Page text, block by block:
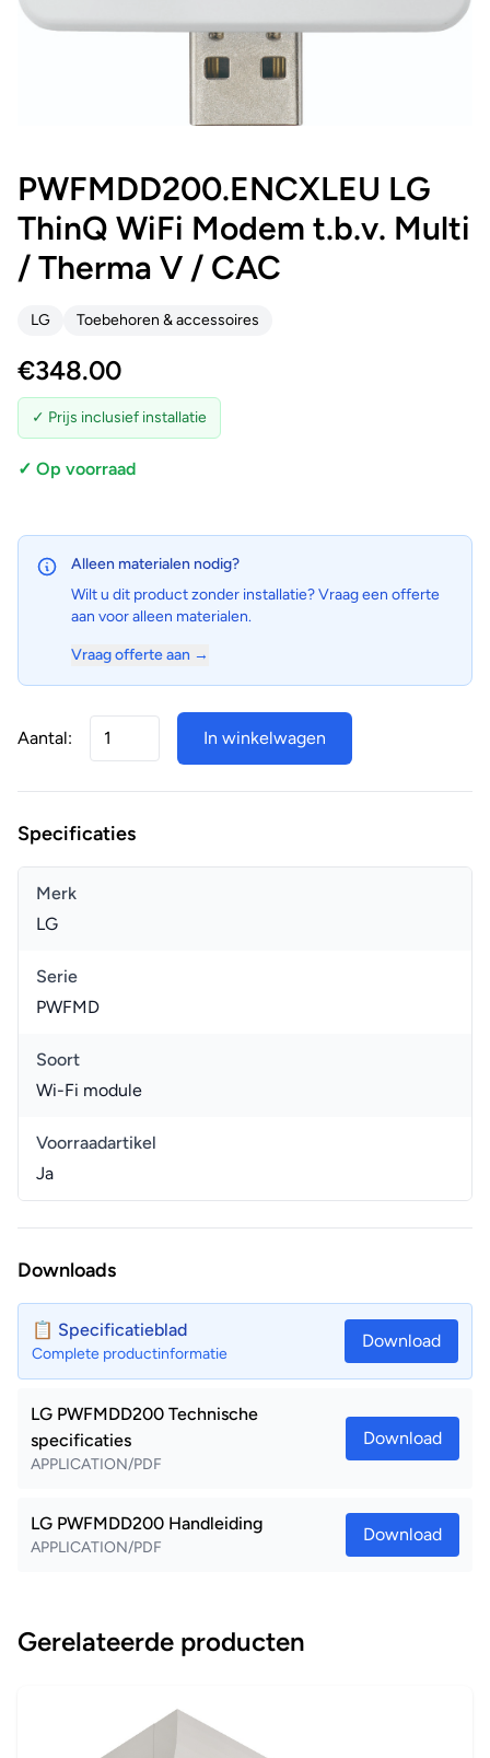
PWFMDD200.ENCXLEU LG
ThinQ WiFi Modem t.b.v. Multi
/ Therma V / CAC
LG Toebehoren & accessoires
€348.00
✓ Prijs inclusief installatie
✓ Op voorraad
Alleen materialen nodig?
Wilt u dit product zonder installatie? Vraag een offerte
aan voor alleen materialen.
Vraag offerte aan →
Aantal: In winkelwagen
Specificaties
Merk
LG
Serie
PWFMD
Soort
Wi-Fi module
Voorraadartikel
Ja
Downloads
📋 Specificatieblad
Complete productinformatie
Download
LG PWFMDD200 Technische
specificaties
APPLICATION/PDF
Download
LG PWFMDD200 Handleiding
APPLICATION/PDF
Download
Gerelateerde producten